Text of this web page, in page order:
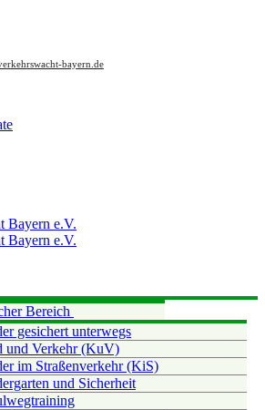
bayern.de
Bereich
gesichert unterwegs
und Verkehr (KuV)
im Straßenverkehr (KiS)
und Sicherheit